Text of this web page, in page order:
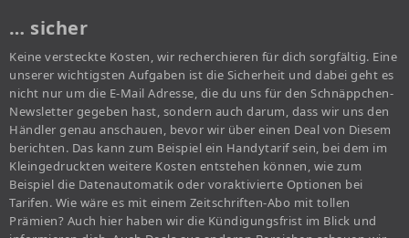
… sicher
Keine versteckte Kosten, wir recherchieren für dich sorgfältig. Eine
unserer wichtigsten Aufgaben ist die Sicherheit und dabei geht es
nicht nur um die E-Mail Adresse, die du uns für den Schnäppchen-
Newsletter gegeben hast, sondern auch darum, dass wir uns den
Händler genau anschauen, bevor wir über einen Deal von Diesem
berichten. Das kann zum Beispiel ein Handytarif sein, bei dem im
Kleingedruckten weitere Kosten entstehen können, wie zum
Beispiel die Datenautomatik oder voraktivierte Optionen bei
Tarifen. Wie wäre es mit einem Zeitschriften-Abo mit tollen
Prämien? Auch hier haben wir die Kündigungsfrist im Blick und